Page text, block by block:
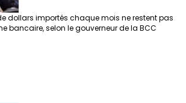
dollars importés chaque mois ne restent pas
bancaire, selon le gouverneur de la BCC